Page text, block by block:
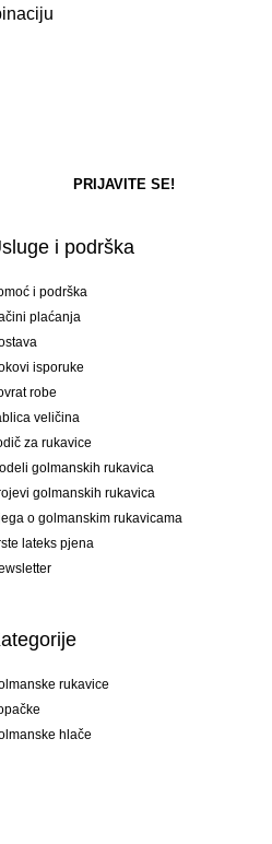
i podrška
i podrška
plaćanja
isporuke
robe
veličina
za rukavice
golmanskih rukavica
golmanskih rukavica
o golmanskim rukavicama
lateks pjena
rukavice
hlače